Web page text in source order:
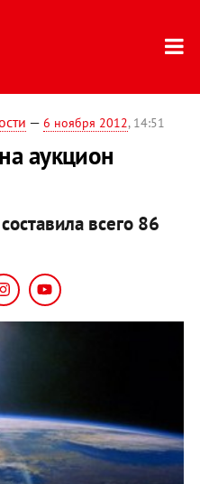
— 6 ноября 2012, 14:51
аукцион
всего 86